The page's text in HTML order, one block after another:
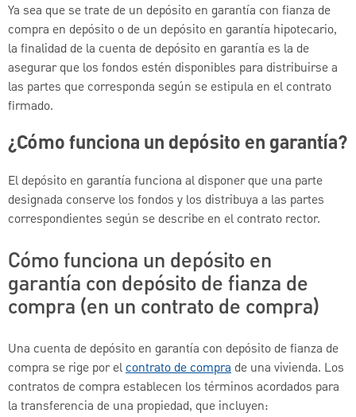
Ya sea que se trate de un depósito en garantía con fianza de
compra en depósito o de un depósito en garantía hipotecario,
la finalidad de la cuenta de depósito en garantía es la de
asegurar que los fondos estén disponibles para distribuirse a
las partes que corresponda según se estipula en el contrato
firmado.
¿Cómo funciona un depósito en garantía?
El depósito en garantía funciona al disponer que una parte
designada conserve los fondos y los distribuya a las partes
correspondientes según se describe en el contrato rector.
Cómo funciona un depósito en
garantía con depósito de fianza de
compra (en un contrato de compra)
Una cuenta de depósito en garantía con depósito de fianza de
compra se rige por elcontrato de compra de una vivienda. Los
contratos de compra establecen los términos acordados para
la transferencia de una propiedad, que incluyen: